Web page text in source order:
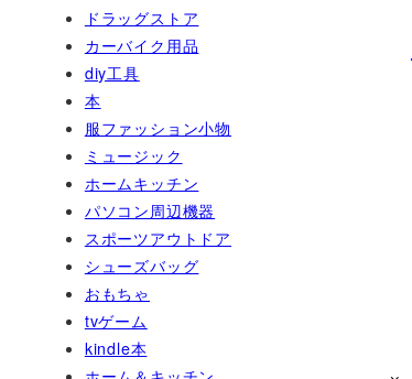
ドラッグストア
カーバイク用品
diy工具
本
服ファッション小物
ミュージック
ホームキッチン
パソコン周辺機器
スポーツアウトドア
シューズバッグ
おもちゃ
tvゲーム
kindle本